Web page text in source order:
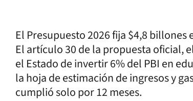
El Presupuesto 2026 fija $4,8
El artículo 30 de la propuesta oficial,
el Estado de invertir 6% del PBI en
la hoja de estimación de ingresos y
cumplió solo por 12 meses.